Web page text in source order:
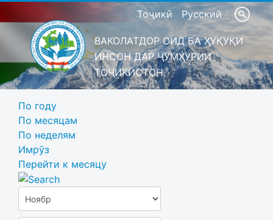
Тоҷикӣ Русский
ВАКОЛАТДОР ОИД БА ҲУҚУҚИ
ИНСОН ДАР ҶУМҲУРИИ
ТОҶИКИСТОН
По году
По месяцам
По неделям
Имрӯз
Перейти к месяцу